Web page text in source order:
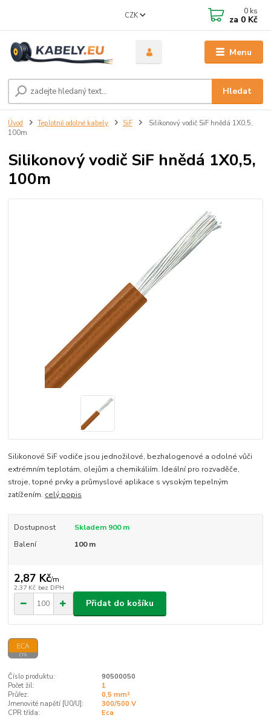
Menu
CZK
Hledat
0 ks
za 0 Kč
Úvod Teplotně odolné kabely SiF
Silikonový vodič SiF hnědá 1X0,5,
100m
Silikonový vodič SiF hnědá 1X0,5,
100m
Silikonové SiF vodiče jsou jednožilové, bezhalogenové a odolné vůči
extrémním teplotám, olejům a chemikáliím. Ideální pro rozvaděče,
stroje, topné prvky a průmyslové aplikace s vysokým tepelným
zatížením. celý popis
Dostupnost
Skladem 900 m
Balení
100 m
2,87 Kč/m
2,37 Kč bez DPH
Přidat do košíku
Číslo produktu:
90500050
Počet žil:
1
Průřez:
0,5 mm²
Jmenovité napětí [U0/U]:
300/500 V
CPR třída:
Eca